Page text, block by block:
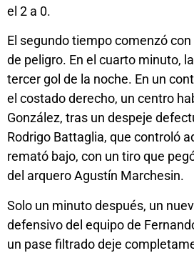
el 2 a 0.
El segundo tiempo comenzó
de peligro. En el cuarto minuto, la
tercer gol de la noche. En un
el costado derecho, un centro
González, tras un despeje
Rodrigo Battaglia, que controló
remató bajo, con un tiro que
del arquero Agustín Marchesin.
Solo un minuto después, un
defensivo del equipo de
un pase filtrado deje